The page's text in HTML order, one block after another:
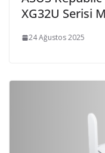
XG32U Serisi
24 Ağustos 2025